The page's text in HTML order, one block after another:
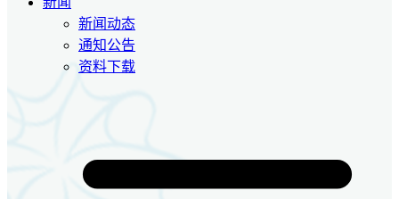
新闻动态
通知公告
资料下载